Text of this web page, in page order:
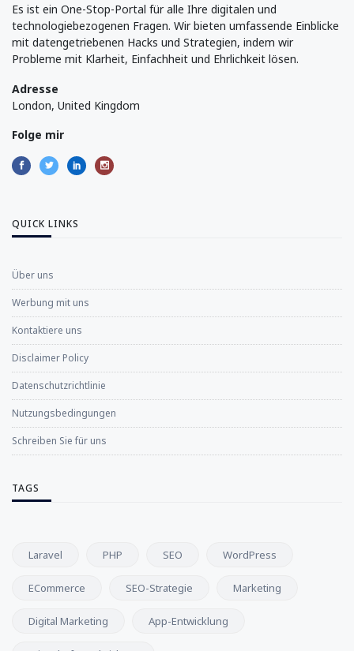
Es ist ein One-Stop-Portal für alle Ihre digitalen und
technologiebezogenen Fragen. Wir bieten umfassende Einblicke
mit datengetriebenen Hacks und Strategien, indem wir
Probleme mit Klarheit, Einfachheit und Ehrlichkeit lösen.
Adresse
London, United Kingdom
Folge mir
QUICK LINKS
Über uns
Werbung mit uns
Kontaktiere uns
Disclaimer Policy
Datenschutzrichtlinie
Nutzungsbedingungen
Schreiben Sie für uns
TAGS
Laravel PHP SEO WordPress
ECommerce SEO-Strategie Marketing
Digital Marketing App-Entwicklung